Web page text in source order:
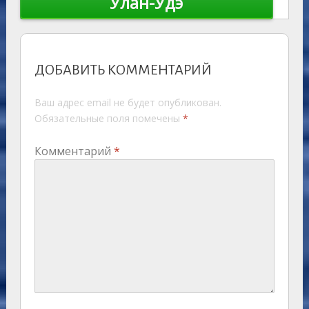
ДОБАВИТЬ КОММЕНТАРИЙ
Ваш адрес email не будет опубликован.
Обязательные поля помечены *
Комментарий *